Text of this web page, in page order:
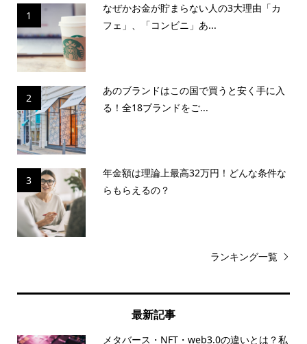
1
なぜかお金が貯まらない人の3大理由「カ
フェ」、「コンビニ」あ...
2
あのブランドはこの国で買うと安く手に入
る！全18ブランドをご...
3
年金額は理論上最高32万円！どんな条件な
らもらえるの？
ランキング一覧
最新記事
メタバース・NFT・web3.0の違いとは？私